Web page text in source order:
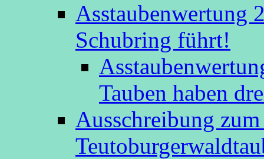
Asstaubenwertung
Schubring führt!
Tauben haben
Ausschreibung